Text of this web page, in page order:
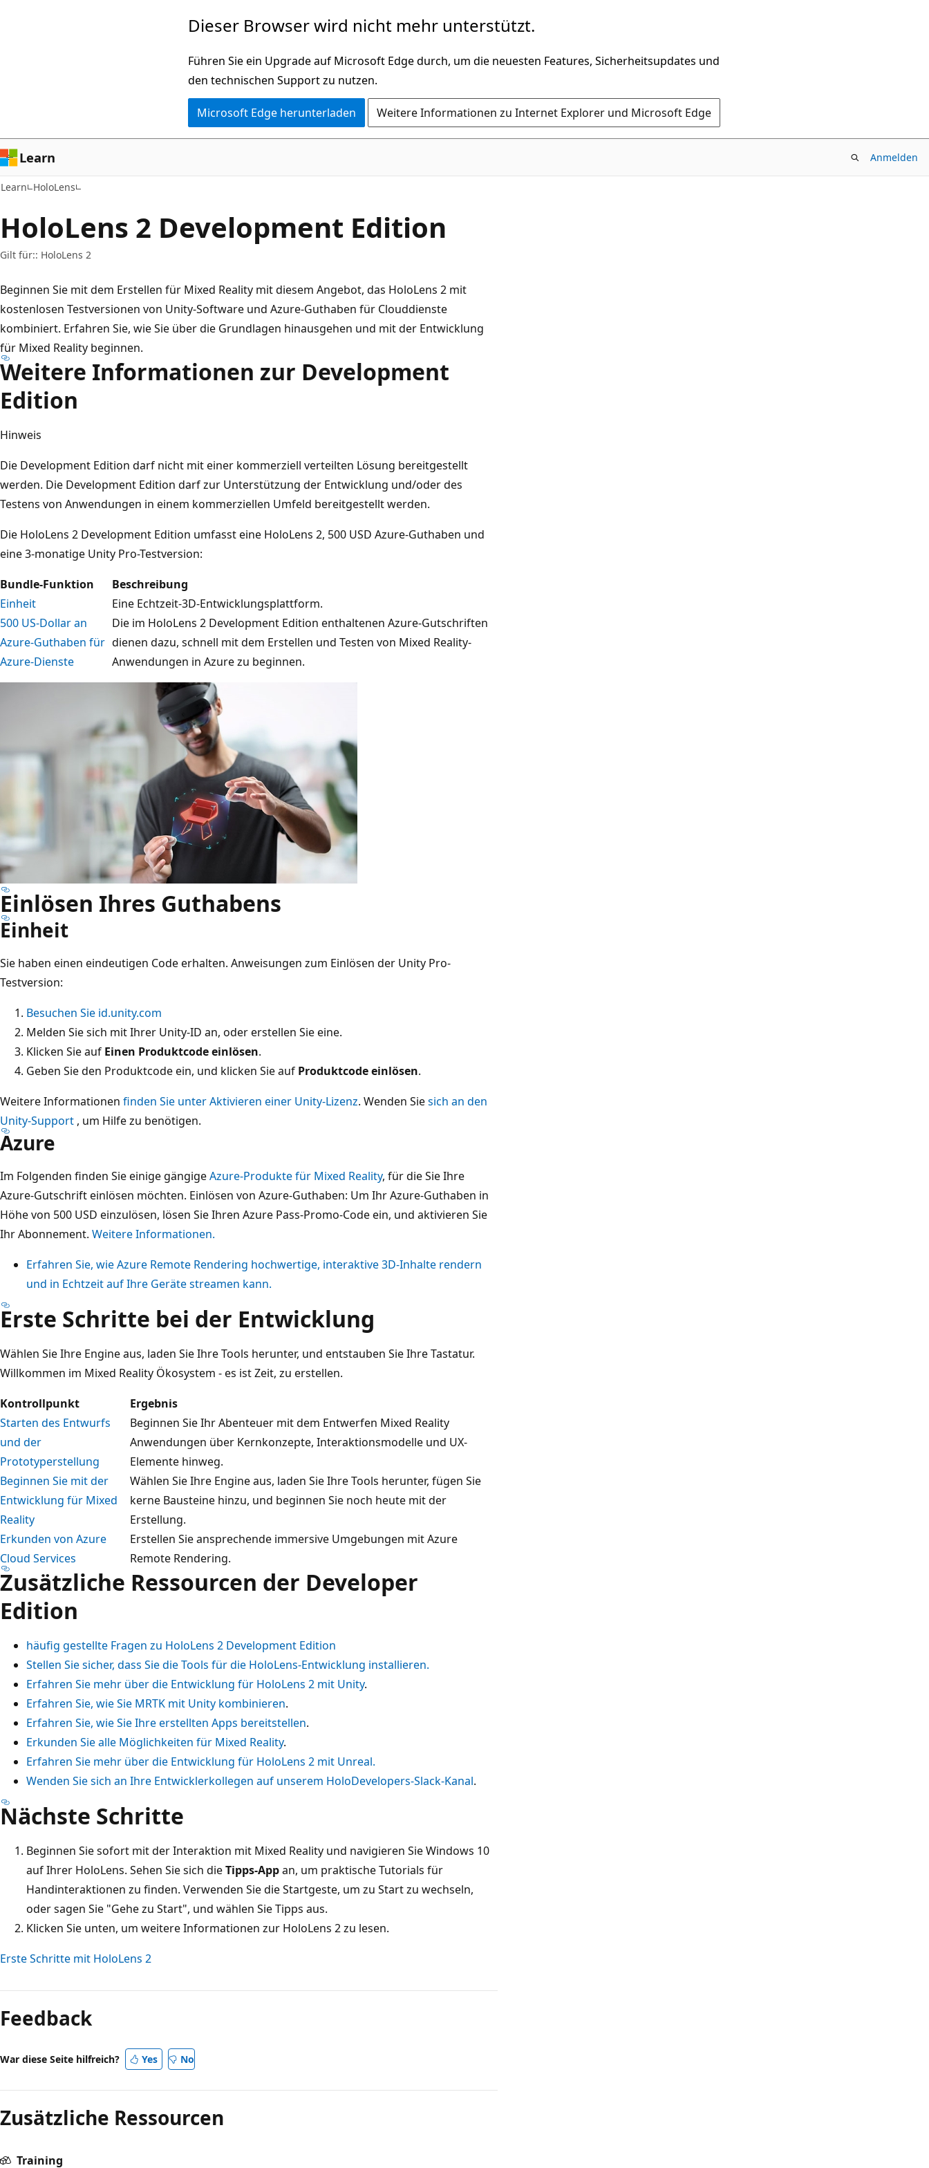
Dieser Browser wird nicht mehr unterstützt.
Führen Sie ein Upgrade auf Microsoft Edge durch, um die neuesten Features, Sicherheitsupdates und
den technischen Support zu nutzen.
Microsoft Edge herunterladen Weitere Informationen zu Internet Explorer und Microsoft Edge
Learn Anmelden
Learn HoloLens
HoloLens 2 Development Edition
Gilt für:: HoloLens 2
Beginnen Sie mit dem Erstellen für Mixed Reality mit diesem Angebot, das HoloLens 2 mit
kostenlosen Testversionen von Unity-Software und Azure-Guthaben für Clouddienste
kombiniert. Erfahren Sie, wie Sie über die Grundlagen hinausgehen und mit der Entwicklung
für Mixed Reality beginnen.
Weitere Informationen zur Development
Edition
Hinweis
Die Development Edition darf nicht mit einer kommerziell verteilten Lösung bereitgestellt
werden. Die Development Edition darf zur Unterstützung der Entwicklung und/oder des
Testens von Anwendungen in einem kommerziellen Umfeld bereitgestellt werden.
Die HoloLens 2 Development Edition umfasst eine HoloLens 2, 500 USD Azure-Guthaben und
eine 3-monatige Unity Pro-Testversion:
Bundle-Funktion
Beschreibung
Einheit
Eine Echtzeit-3D-Entwicklungsplattform.
500 US-Dollar an
Azure-Guthaben für
Azure-Dienste
Die im HoloLens 2 Development Edition enthaltenen Azure-Gutschriften
dienen dazu, schnell mit dem Erstellen und Testen von Mixed Reality-
Anwendungen in Azure zu beginnen.
Einlösen Ihres Guthabens
Einheit
Sie haben einen eindeutigen Code erhalten. Anweisungen zum Einlösen der Unity Pro-
Testversion:
Besuchen Sie id.unity.com
Melden Sie sich mit Ihrer Unity-ID an, oder erstellen Sie eine.
Klicken Sie auf Einen Produktcode einlösen.
Geben Sie den Produktcode ein, und klicken Sie auf Produktcode einlösen.
Weitere Informationen finden Sie unter Aktivieren einer Unity-Lizenz. Wenden Siesich an den
Unity-Support , um Hilfe zu benötigen.
Azure
Im Folgenden finden Sie einige gängigeAzure-Produkte für Mixed Reality, für die Sie Ihre
Azure-Gutschrift einlösen möchten. Einlösen von Azure-Guthaben: Um Ihr Azure-Guthaben in
Höhe von 500 USD einzulösen, lösen Sie Ihren Azure Pass-Promo-Code ein, und aktivieren Sie
Ihr Abonnement. Weitere Informationen.
Erfahren Sie, wie Azure Remote Rendering hochwertige, interaktive 3D-Inhalte rendern
und in Echtzeit auf Ihre Geräte streamen kann.
Erste Schritte bei der Entwicklung
Wählen Sie Ihre Engine aus, laden Sie Ihre Tools herunter, und entstauben Sie Ihre Tastatur.
Willkommen im Mixed Reality Ökosystem - es ist Zeit, zu erstellen.
Kontrollpunkt
Ergebnis
Starten des Entwurfs
und der
Prototyperstellung
Beginnen Sie Ihr Abenteuer mit dem Entwerfen Mixed Reality
Anwendungen über Kernkonzepte, Interaktionsmodelle und UX-
Elemente hinweg.
Beginnen Sie mit der
Entwicklung für Mixed
Reality
Wählen Sie Ihre Engine aus, laden Sie Ihre Tools herunter, fügen Sie
kerne Bausteine hinzu, und beginnen Sie noch heute mit der
Erstellung.
Erkunden von Azure
Cloud Services
Erstellen Sie ansprechende immersive Umgebungen mit Azure
Remote Rendering.
Zusätzliche Ressourcen der Developer
Edition
häufig gestellte Fragen zu HoloLens 2 Development Edition
Stellen Sie sicher, dass Sie die Tools für die HoloLens-Entwicklung installieren.
Erfahren Sie mehr über die Entwicklung für HoloLens 2 mit Unity.
Erfahren Sie, wie Sie MRTK mit Unity kombinieren.
Erfahren Sie, wie Sie Ihre erstellten Apps bereitstellen.
Erkunden Sie alle Möglichkeiten für Mixed Reality.
Erfahren Sie mehr über die Entwicklung für HoloLens 2 mit Unreal.
Wenden Sie sich an Ihre Entwicklerkollegen auf unserem HoloDevelopers-Slack-Kanal.
Nächste Schritte
Beginnen Sie sofort mit der Interaktion mit Mixed Reality und navigieren Sie Windows 10
auf Ihrer HoloLens. Sehen Sie sich dieTipps-Appan, um praktische Tutorials für
Handinteraktionen zu finden. Verwenden Sie die Startgeste, um zu Start zu wechseln,
oder sagen Sie "Gehe zu Start", und wählen Sie Tipps aus.
Klicken Sie unten, um weitere Informationen zur HoloLens 2 zu lesen.
Erste Schritte mit HoloLens 2
Feedback
War diese Seite hilfreich? Yes No
Zusätzliche Ressourcen
Training